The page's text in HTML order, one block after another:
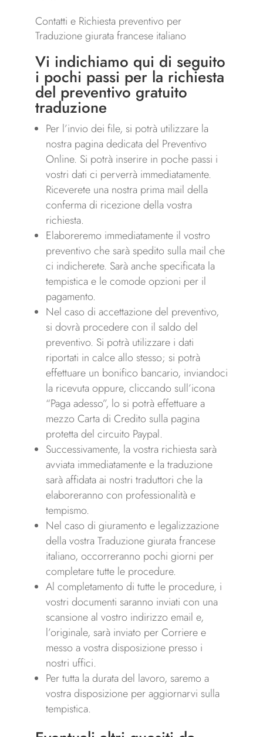
Contatti e Richiesta preventivo per
Traduzione giurata francese italiano
Vi indichiamo qui di seguito
i pochi passi per la richiesta
del preventivo gratuito
traduzione
Per l’invio dei file, si potrà utilizzare la
nostra pagina dedicata del Preventivo
Online. Si potrà inserire in poche passi i
vostri dati ci perverrà immediatamente.
Riceverete una nostra prima mail della
conferma di ricezione della vostra
richiesta.
Elaboreremo immediatamente il vostro
preventivo che sarà spedito sulla mail che
ci indicherete. Sarà anche specificata la
tempistica e le comode opzioni per il
pagamento.
Nel caso di accettazione del preventivo,
si dovrà procedere con il saldo del
preventivo. Si potrà utilizzare i dati
riportati in calce allo stesso; si potrà
effettuare un bonifico bancario, inviandoci
la ricevuta oppure, cliccando sull’icona
“Paga adesso”, lo si potrà effettuare a
mezzo Carta di Credito sulla pagina
protetta del circuito Paypal.
Successivamente, la vostra richiesta sarà
avviata immediatamente e la traduzione
sarà affidata ai nostri traduttori che la
elaboreranno con professionalità e
tempismo.
Nel caso di giuramento e legalizzazione
della vostra Traduzione giurata francese
italiano, occorreranno pochi giorni per
completare tutte le procedure.
Al completamento di tutte le procedure, i
vostri documenti saranno inviati con una
scansione al vostro indirizzo email e,
l’originale, sarà inviato per Corriere e
messo a vostra disposizione presso i
nostri uffici.
Per tutta la durata del lavoro, saremo a
vostra disposizione per aggiornarvi sulla
tempistica.